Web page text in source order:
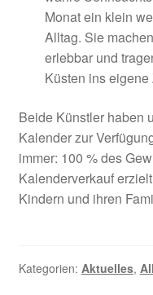
Monat ein klein
Alltag. Sie
erlebbar und
Küsten ins eigene
Beide Künstler haben
Kalender zur
immer: 100 % des
Kalenderverkauf
Kindern und ihren
Kategorien: Aktuelles,